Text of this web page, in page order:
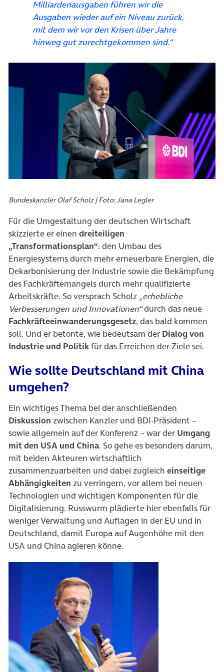
Milliardenausgaben führen wir die
Ausgaben wieder auf ein Niveau zurück,
mit dem wir vor den Krisen über Jahre
hinweg gut zurechtgekommen sind.“
Bundeskanzler Olaf Scholz | Foto: Jana Legler
Für die Umgestaltung der deutschen Wirtschaft
skizzierte er einen dreiteiligen
„Transformationsplan“: den Umbau des
Energiesystems durch mehr erneuerbare Energien, die
Dekarbonisierung der Industrie sowie die Bekämpfung
des Fachkräftemangels durch mehr qualifizierte
Arbeitskräfte. So versprach Scholz „erhebliche
Verbesserungen und Innovationen“durch das neue
Fachkräfteeinwanderungsgesetz, das bald kommen
soll. Und er betonte, wie bedeutsam der Dialog von
Industrie und Politikfür das Erreichen der Ziele sei.
Wie sollte Deutschland mit China
umgehen?
Ein wichtiges Thema bei der anschließenden
Diskussion zwischen Kanzler und BDI-Präsident –
sowie allgemein auf der Konferenz – war der Umgang
mit den USA und China. So gehe es besonders darum,
mit beiden Akteuren wirtschaftlich
zusammenzuarbeiten und dabei zugleich einseitige
Abhängigkeiten zu verringern, vor allem bei neuen
Technologien und wichtigen Komponenten für die
Digitalisierung. Russwurm plädierte hier ebenfalls für
weniger Verwaltung und Auflagen in der EU und in
Deutschland, damit Europa auf Augenhöhe mit den
USA und China agieren könne.